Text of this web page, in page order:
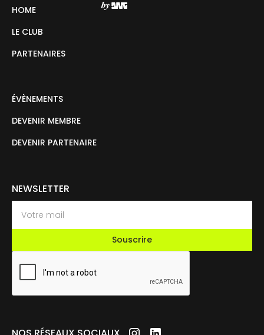
HOME
LE CLUB
PARTENAIRES
ÉVÈNEMENTS
DEVENIR MEMBRE
DEVENIR PARTENAIRE
NEWSLETTER